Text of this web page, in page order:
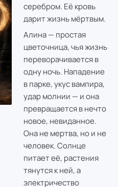
серебром. Её кровь
дарит жизнь мёртвым.
Алина — простая
цветочница, чья жизнь
переворачивается в
одну ночь. Нападение
в парке, укус вампира,
удар молнии — и она
превращается в нечто
новое, невиданное.
Она не мертва, но и не
человек. Солнце
питает её, растения
тянутся к ней, а
электричество